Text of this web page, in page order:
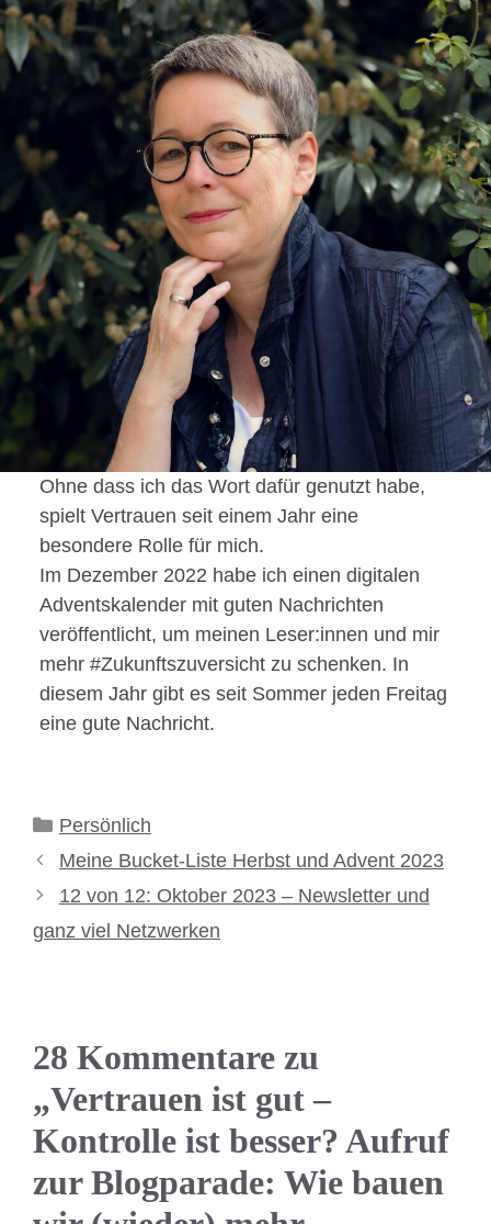
Ohne dass ich das Wort dafür genutzt habe,
spielt Vertrauen seit einem Jahr eine
besondere Rolle für mich.
Im Dezember 2022 habe ich einen digitalen
Adventskalender mit guten Nachrichten
veröffentlicht, um meinen Leser:innen und mir
mehr #Zukunftszuversicht zu schenken. In
diesem Jahr gibt es seit Sommer jeden Freitag
eine gute Nachricht.
Kategorien
Persönlich
Meine Bucket-Liste Herbst und Advent 2023
12 von 12: Oktober 2023 – Newsletter und
ganz viel Netzwerken
28 Kommentare zu
„Vertrauen ist gut –
Kontrolle ist besser? Aufruf
zur Blogparade: Wie bauen